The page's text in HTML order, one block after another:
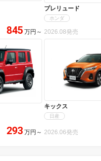
845 万円 ～
プレリュード
ホンダ
2026.08発売
293 万円 ～
キックス
日産
2026.06発売